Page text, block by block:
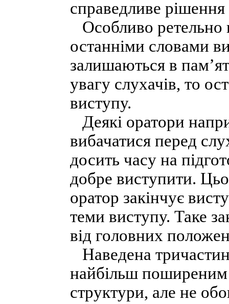
справедливе рішення
Особливо ретельно
останніми словами
залишаються в
увагу слухачів, то
виступу.
Деякі оратори
вибачатися перед
досить часу на
добре виступити.
оратор закінчує
теми виступу. Таке
від головних
Наведена
найбільш поширеним
структури, але не